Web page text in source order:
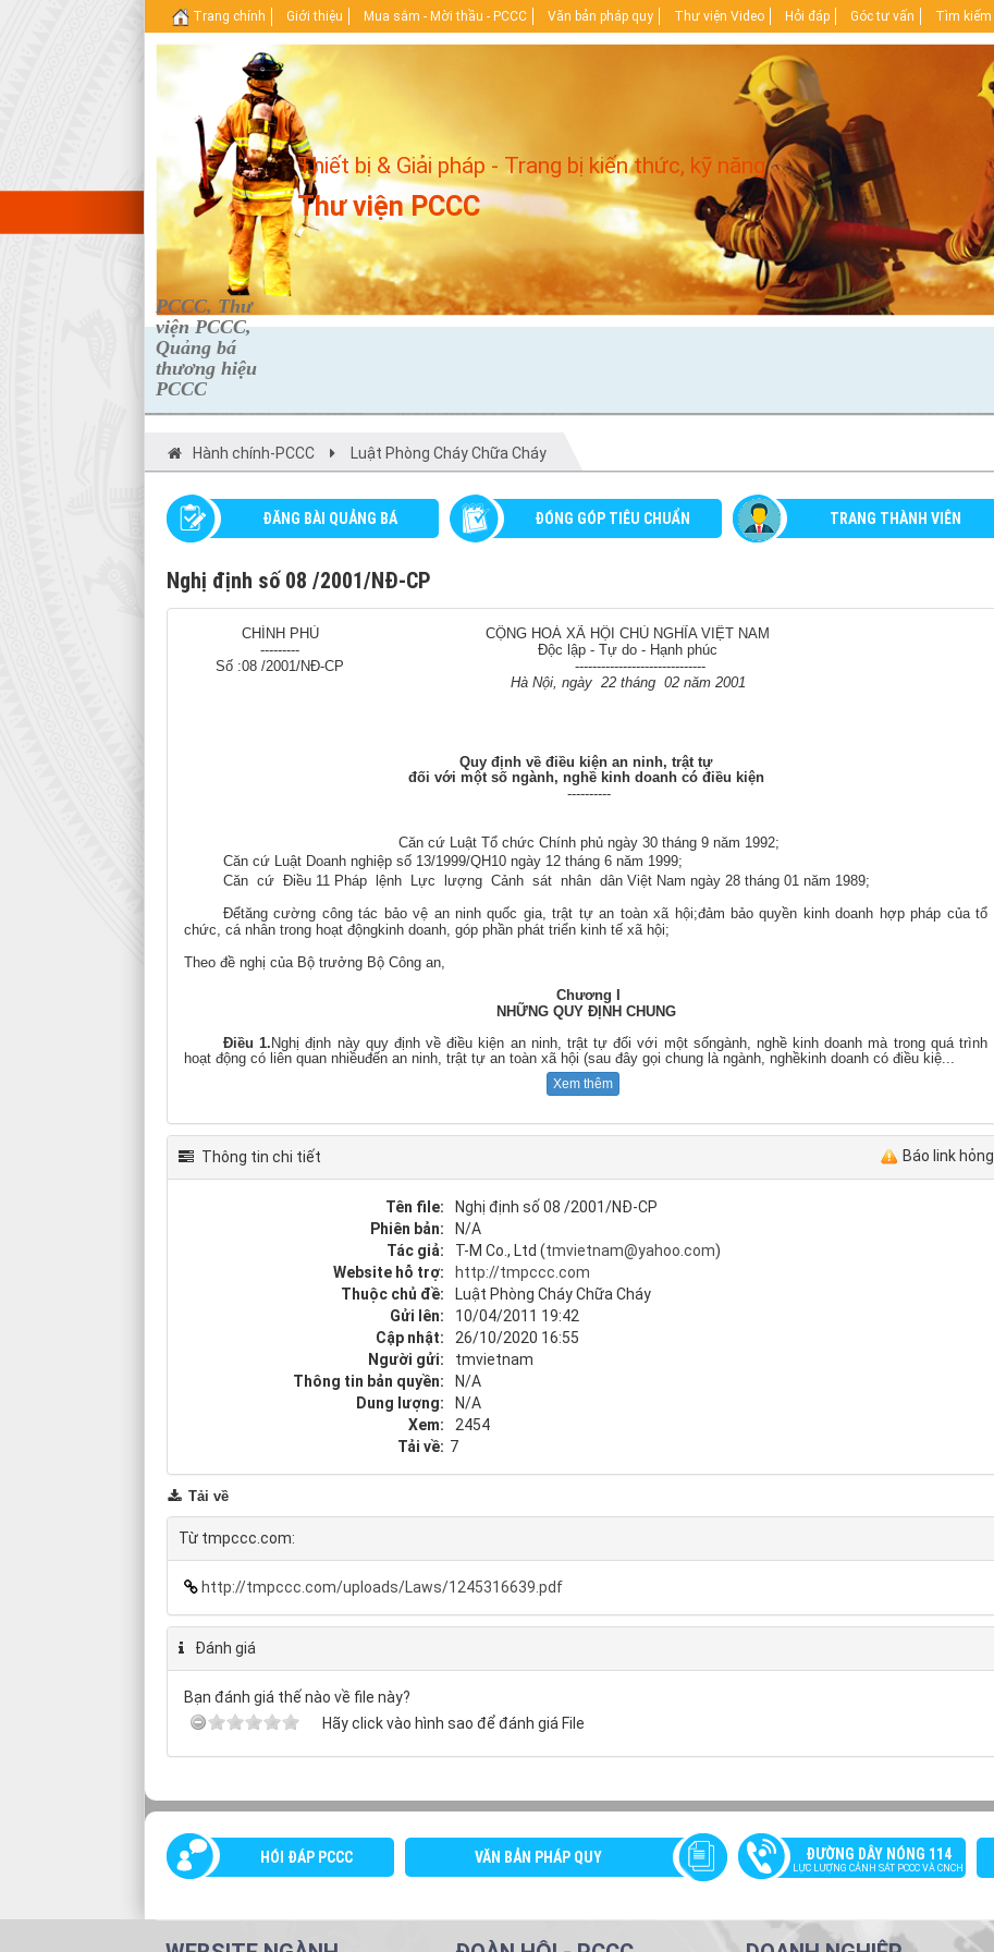
PCCC, Thư
viện PCCC,
Quảng bá
thương hiệu
PCCC
Thiết bị & Giải pháp - Trang bị kiến thức, kỹ năng
Thư viện PCCC
Trang chính Giới thiệu Mua sắm - Mời thầu - PCCC Văn bản pháp quy Thư viện Video Hỏi đáp Góc tư vấn Tìm kiếm
Hành chính-PCCC Luật Phòng Cháy Chữa Cháy
ĐĂNG BÀI QUẢNG BÁ ĐÓNG GÓP TIÊU CHUẨN TRANG THÀNH VIÊN
Nghị định số 08 /2001/NĐ-CP
CHÍNH PHỦ
---------
CỘNG HOÀ XÃ HỘI CHỦ NGHĨA VIỆT NAM
Độc lập - Tự do - Hạnh phúc
Số :08 /2001/NĐ-CP
------------------------------
Hà Nội, ngày 22 tháng 02 năm 2001
Quy định về điều kiện an ninh, trật tự
đối với một số ngành, nghề kinh doanh có điều kiện
----------
Căn cứ Luật Tổ chức Chính phủ ngày 30 tháng 9 năm 1992;
Căn cứ Luật Doanh nghiệp số 13/1999/QH10 ngày 12 tháng 6 năm 1999;
Căn cứ Điều 11 Pháp lệnh Lực lượng Cảnh sát nhân dân Việt Nam ngày 28 tháng 01 năm 1989;
Đểtăng cường công tác bảo vệ an ninh quốc gia, trật tự an toàn xã hội;đảm bảo quyền kinh doanh hợp pháp của tổ
chức, cá nhân trong hoạt độngkinh doanh, góp phần phát triển kinh tế xã hội;
Theo đề nghị của Bộ trưởng Bộ Công an,
Chương I
NHỮNG QUY ĐỊNH CHUNG
Điều 1. Nghị định này quy định về điều kiện an ninh, trật tự đối với một sốngành, nghề kinh doanh mà trong quá trình
hoạt động có liên quan nhiềuđến an ninh, trật tự an toàn xã hội (sau đây gọi chung là ngành, nghềkinh doanh có điều kiệ...
Xem thêm
Báo link hỏng
Thông tin chi tiết
Tên file:
Nghị định số 08 /2001/NĐ-CP
Phiên bản:
N/A
Tác giả:
T-M Co., Ltd (tmvietnam@yahoo.com)
Website hỗ trợ:
http://tmpccc.com
Thuộc chủ đề:
Luật Phòng Cháy Chữa Cháy
Gửi lên:
10/04/2011 19:42
Cập nhật:
26/10/2020 16:55
Người gửi:
tmvietnam
Thông tin bản quyền:
N/A
Dung lượng:
N/A
Xem:
2454
Tải về: 7
Tải về
Từ tmpccc.com:
http://tmpccc.com/uploads/Laws/1245316639.pdf
Đánh giá
Bạn đánh giá thế nào về file này?
Hãy click vào hình sao để đánh giá File
HÓI ĐÁP PCCC VĂN BẢN PHÁP QUY ĐƯỜNG DÂY NÓNG 114
LỰC LƯỢNG CẢNH SÁT PCCC VÀ CNCH